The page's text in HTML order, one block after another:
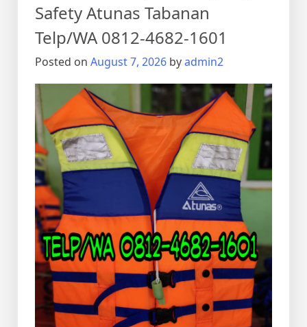
Safety Atunas Tabanan
Telp/WA 0812-4682-1601
Posted on August 7, 2026 byadmin2